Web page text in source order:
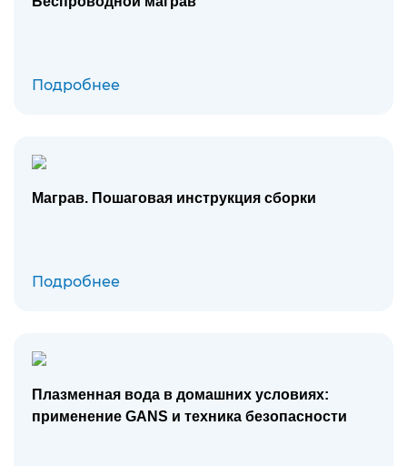
Подробнее
Маграв. Пошаговая инструкция сборки
Подробнее
Плазменная вода в домашних условиях:
применение GANS и техника безопасности